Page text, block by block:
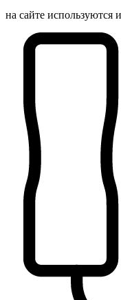
на сайте используются